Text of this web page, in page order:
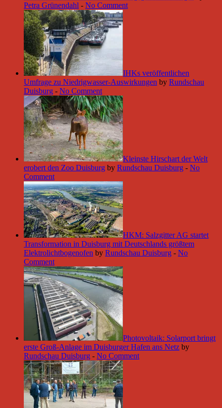
Petra Grünendahl - No Comment
IHKs veröffentlichen
Umfrage zu Niedrigwasser-Auswirkungen by Rundschau
Duisburg - No Comment
Kleinste Hirschart der Welt
erobert den Zoo Duisburg by Rundschau Duisburg - No
Comment
HKM: Salzgitter AG startet
Transformation in Duisburg mit Deutschlands größtem
Elektrolichtbogenofen by Rundschau Duisburg - No
Comment
Photovoltaik: Solarport bringt
erste Groß-Anlage im Duisburger Hafen ans Netz by
Rundschau Duisburg - No Comment